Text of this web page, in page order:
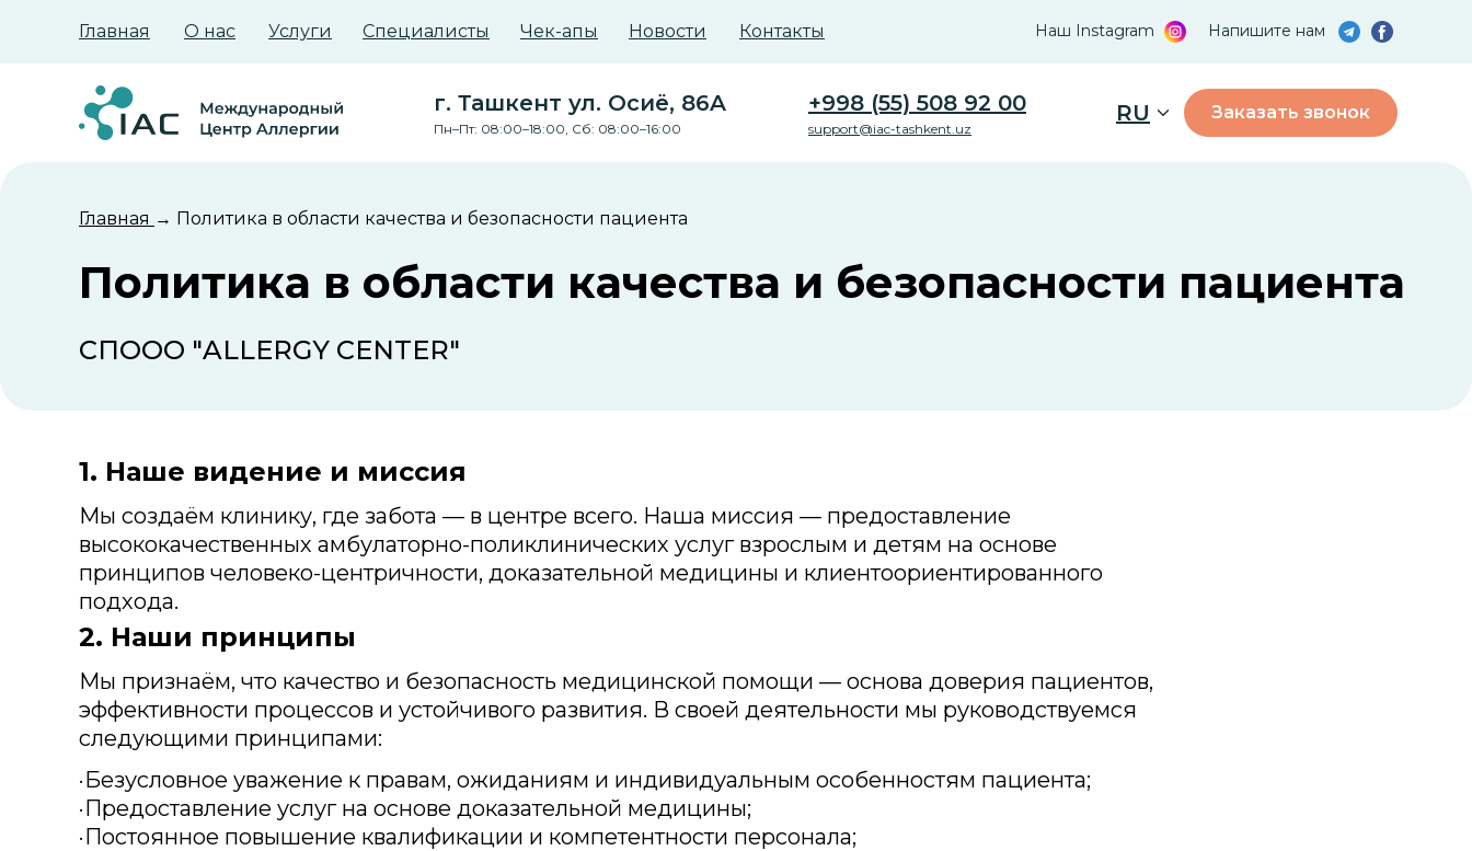
Главная О нас Услуги Специалисты Чек-апы Новости Контакты Наш Instagram Напишите нам
+998 (55) 508 92 00
support@iac-tashkent.uz
г. Ташкент ул. Осиё, 86A
Пн–Пт: 08:00–18:00, Сб: 08:00–16:00
RU Заказать звонок
Главная → Политика в области качества и безопасности пациента
Политика в области качества и безопасности пациента
СПООО "ALLERGY CENTER"
1. Наше видение и миссия
Мы создаём клинику, где забота — в центре всего. Наша миссия — предоставление
высококачественных амбулаторно-поликлинических услуг взрослым и детям на основе
принципов человеко-центричности, доказательной медицины и клиентоориентированного
подхода.
2. Наши принципы
Мы признаём, что качество и безопасность медицинской помощи — основа доверия пациентов,
эффективности процессов и устойчивого развития. В своей деятельности мы руководствуемся
следующими принципами:
·Безусловное уважение к правам, ожиданиям и индивидуальным особенностям пациента;
·Предоставление услуг на основе доказательной медицины;
·Постоянное повышение квалификации и компетентности персонала;